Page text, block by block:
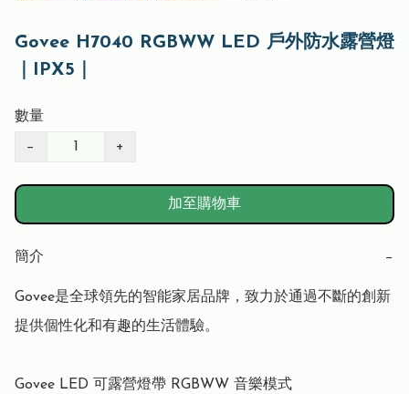
Govee H7040 RGBWW LED 戶外防水露營燈
｜IPX5｜
數量
− +
加至購物車
簡介 −
Govee是全球領先的智能家居品牌，致力於通過不斷的創新
提供個性化和有趣的生活體驗。
Govee LED 可露營燈帶 RGBWW 音樂模式